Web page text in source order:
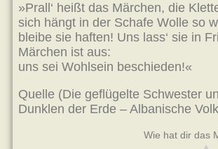
»Prall‘ heißt das Märchen, die
sich hängt in der Schafe Wolle so
bleibe sie haften! Uns lass‘ sie in
Märchen ist aus:
uns sei Wohlsein beschieden!«
Quelle (Die geflügelte Schwester
Dunklen der Erde – Albanische
Wie hat dir das